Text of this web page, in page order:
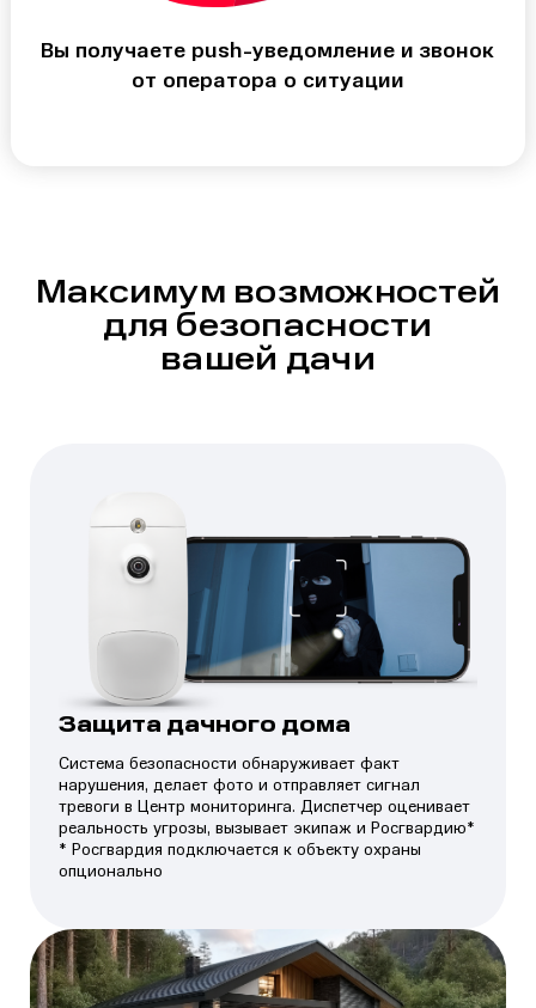
Вы получаете push-уведомление и звонок
от оператора о ситуации
Максимум возможностей
для безопасности
вашей дачи
Защита дачного дома
Система безопасности обнаруживает факт
нарушения, делает фото и отправляет сигнал
тревоги в Центр мониторинга. Диспетчер оценивает
реальность угрозы, вызывает экипаж и Росгвардию*
* Росгвардия подключается к объекту охраны
опционально